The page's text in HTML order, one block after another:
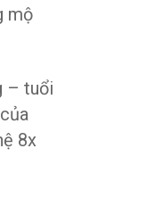
mộ
– tuổi
8x